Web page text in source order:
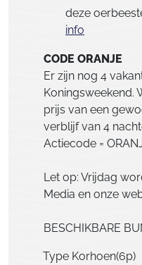
deze
info
CODE ORANJE
Er zijn nog 4
Koningsweekend.
prijs van een
verblijf van 4
Actiecode =
Let op: Vrijdag
Media en onze
BESCHIKBARE
Type Korhoen(6p)